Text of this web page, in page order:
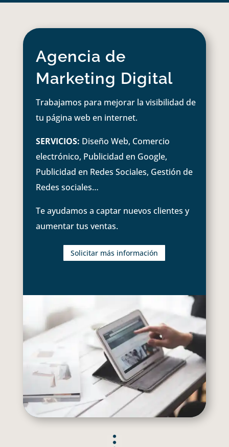
Agencia de
Marketing Digital
Trabajamos para mejorar la visibilidad de
tu página web en internet.
SERVICIOS: Diseño Web, Comercio
electrónico, Publicidad en Google,
Publicidad en Redes Sociales, Gestión de
Redes sociales…
Te ayudamos a captar nuevos clientes y
aumentar tus ventas.
Solicitar más información